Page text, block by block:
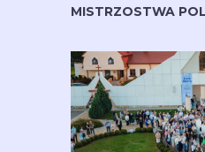
MISTRZOSTWA